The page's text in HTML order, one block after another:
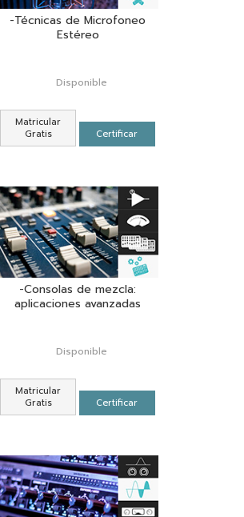
-Técnicas de Microfoneo
Estéreo
Disponible
Matricular
Gratis
Certificar
-Consolas de mezcla:
aplicaciones avanzadas
Disponible
Matricular
Gratis
Certificar